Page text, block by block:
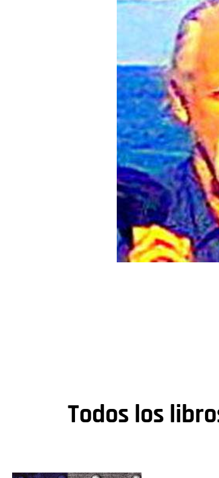
Todos los